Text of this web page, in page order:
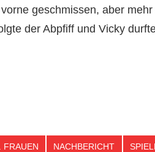
geschmissen, aber
der Abpfiff und Vicky
FRAUEN NACHBERICHT